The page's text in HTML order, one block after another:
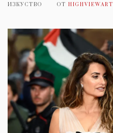
ИЗКУСТВО ОТ HIGHVIEWART